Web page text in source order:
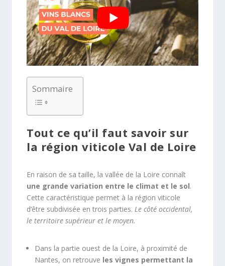
Sommaire
Tout ce qu’il faut savoir sur
la région viticole Val de Loire
En raison de sa taille, la vallée de la Loire connaît
une grande variation entre le climat et le sol.
Cette caractéristique permet à la région viticole
d’être subdivisée en trois parties.Le côté occidental,
le territoire supérieur et le moyen.
Dans la partie ouest de la Loire, à proximité de
Nantes, on retrouve les vignes permettant la